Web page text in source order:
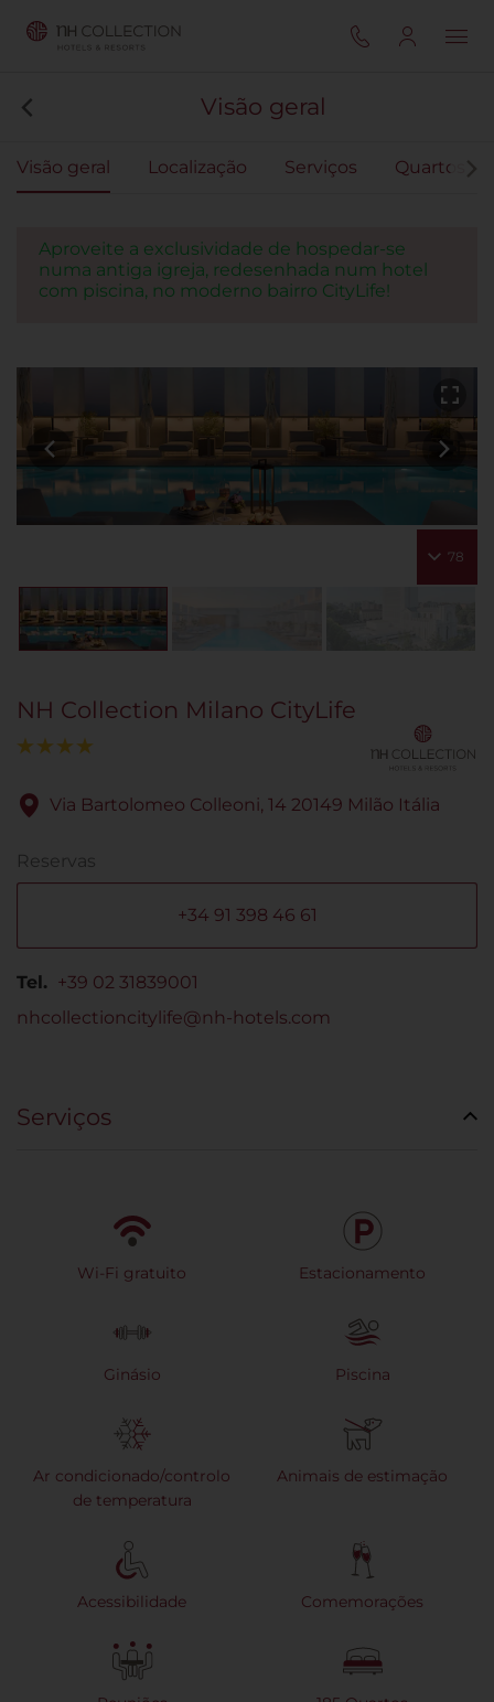
Visão geral
Visão geral Localização Serviços Quartos
Aproveite a exclusividade de hospedar-se
numa antiga igreja, redesenhada num hotel
com piscina, no moderno bairro CityLife!
78
NH Collection Milano CityLife
Via Bartolomeo Colleoni, 14 20149 Milão Itália
Reservas
+34 91 398 46 61
Tel. +39 02 31839001
nhcollectioncitylife@nh-hotels.com
Serviços
Wi-Fi gratuito Estacionamento
Ginásio Piscina
Ar condicionado/controlo
de temperatura
Animais de estimação
Acessibilidade Comemorações